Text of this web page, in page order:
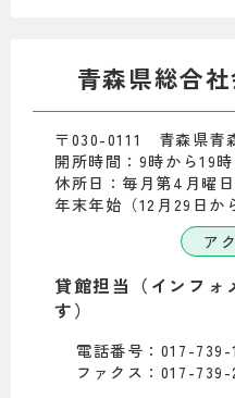
青森県総合
〒030-0111 青森県青
開所時間：9時から19
休所日：毎月第4月曜
年末年始（12月29日か
ア
貸館担当（インフォ
す）
電話番号：017-739-
ファクス：017-739-